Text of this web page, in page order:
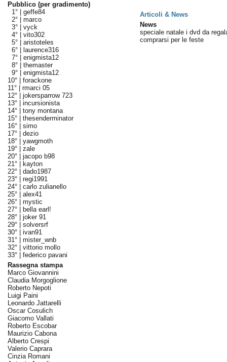
Pubblico (per gradimento)
1° | geffe84
2° | marco
3° | vyck
4° | vito302
5° | aristoteles
6° |
laurence316
7° | enigmista12
8° | themaster
9° | enigmista12
10° | forackone
11° | rmarci 05
12° | jokersparrow 723
13° | incursionista
14° | tony montana
15° | thesenderminator
16° | simo
17° | dezio
18° | yawgmoth
19° | zale
20° | jacopo b98
21° |
kayton
22° | dado1987
23° | regi1991
24° | carlo zulianello
25° | alex41
26° | mystic
27° |
bella earl!
28° | joker 91
29° | solversrf
30° | ivan91
31° | mister_wnb
32° | vittorio mollo
33° | federico pavani
Rassegna stampa
Marco Giovannini
Claudia Morgoglione
Roberto Nepoti
Luigi Paini
Leonardo Jattarelli
Oscar Cosulich
Giacomo Vallati
Roberto Escobar
Maurizio Cabona
Alberto Crespi
Valerio Caprara
Cinzia Romani
Articoli & News
News
speciale natale i dvd da
comprarsi per le feste